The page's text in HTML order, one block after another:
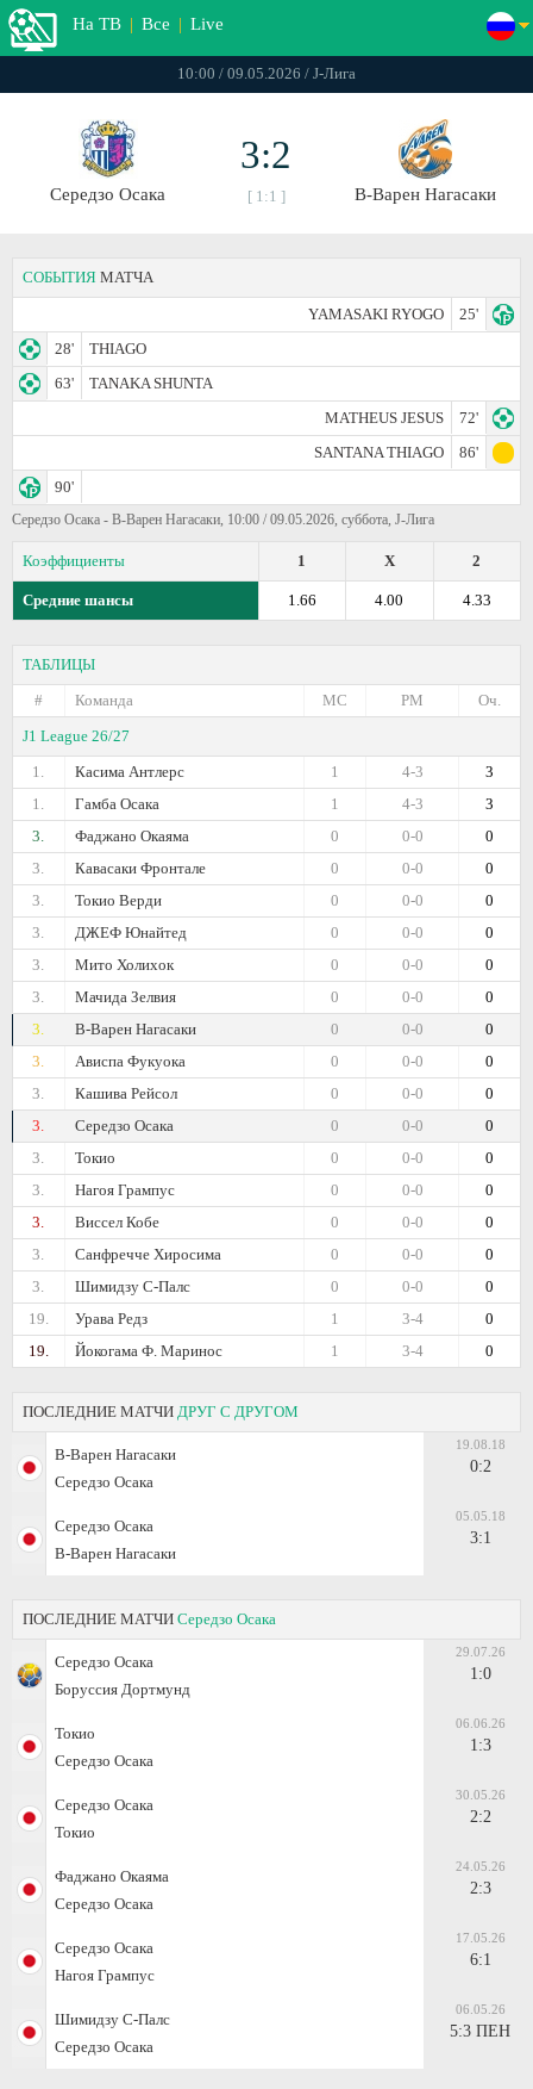
На ТВ | Все | Live
10:00 / 09.05.2026 / J-Лига
Середзо Осака
3:2
[ 1:1 ] В-Варен Нагасаки
СОБЫТИЯ МАТЧА
YAMASAKI RYOGO
25'
28'
THIAGO
63'
TANAKA SHUNTA
MATHEUS JESUS
72'
SANTANA THIAGO
86'
90'
Середзо Осака - В-Варен Нагасаки, 10:00 / 09.05.2026, суббота, J-Лига
Коэффициенты 2
X
1
Средние шансы 4.33
4.00
1.66
ТАБЛИЦЫ
#
Команда Оч.
РМ
МС
J1 League 26/27
1.
Касима Антлерс 3
4-3
1
1.
Гамба Осака 3
4-3
1
3.
Фаджано Окаяма 0
0-0
0
3.
Кавасаки Фронтале 0
0-0
0
3.
Токио Верди 0
0-0
0
3.
ДЖЕФ Юнайтед 0
0-0
0
3.
Мито Холихок 0
0-0
0
3.
Мачида Зелвия 0
0-0
0
3.
В-Варен Нагасаки 0
0-0
0
3.
Ависпа Фукуока 0
0-0
0
3.
Кашива Рейсол 0
0-0
0
3.
Середзо Осака 0
0-0
0
3.
Токио 0
0-0
0
3.
Нагоя Грампус 0
0-0
0
3.
Виссел Кобе 0
0-0
0
3.
Санфречче Хиросима 0
0-0
0
3.
Шимидзу С-Палс 0
0-0
0
19.
Урава Редз 0
3-4
1
19.
Йокогама Ф. Маринос 0
3-4
1
ПОСЛЕДНИЕ МАТЧИ ДРУГ С ДРУГОМ
В-Варен Нагасаки
Середзо Осака
19.08.18
0:2
Середзо Осака
В-Варен Нагасаки
05.05.18
3:1
ПОСЛЕДНИЕ МАТЧИ Середзо Осака
Середзо Осака
Боруссия Дортмунд
29.07.26
1:0
Токио
Середзо Осака
06.06.26
1:3
Середзо Осака
Токио
30.05.26
2:2
Фаджано Окаяма
Середзо Осака
24.05.26
2:3
Середзо Осака
Нагоя Грампус
17.05.26
6:1
Шимидзу С-Палс
Середзо Осака
06.05.26
5:3 ПЕН